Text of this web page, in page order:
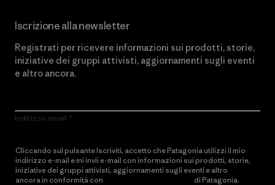
Iscrizione alla newsletter
Registrati per ricevere informazioni sui prodotti, storie,
iniziative dei gruppi attivisti, aggiornamenti sugli eventi
e altro ancora.
Indirizzo email
Cliccando sul pulsante Iscriviti, accetto che Patagonia utilizzi il mio
indirizzo e-mail e mi invii e-mail con informazioni sui prodotti, storie,
iniziative dei gruppi attivisti, aggiornamenti sugli eventi e altro
ancora in conformità con
di Patagonia.